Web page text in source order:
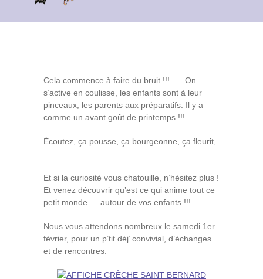
Les menus à venir
Recrutement
Cela commence à faire du bruit !!! … On
s’active en coulisse, les enfants sont à leur
pinceaux, les parents aux préparatifs. Il y a
comme un avant goût de printemps !!!
Écoutez, ça pousse, ça bourgeonne, ça fleurit,
Et si la curiosité vous chatouille, n’hésitez plus !
Et venez découvrir qu’est ce qui anime tout ce
petit monde … autour de vos enfants !!!
Nous vous attendons nombreux le samedi 1er
février, pour un p’tit déj’ convivial, d’échanges
et de rencontres.